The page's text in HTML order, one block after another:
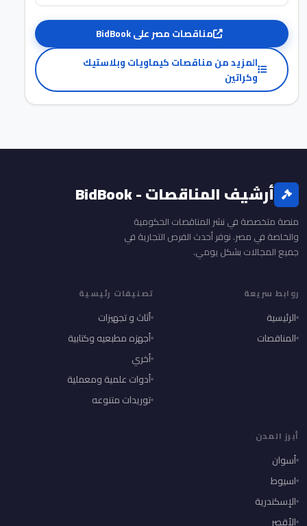
مناقصات مصر على BidBook
المزيد من مناقصات كيماويات وبلاستيك
وكراتين
أرشيف المناقصات - BidBook
منصة متخصصة في نشر المناقصات الحكومية
والخاصة في مصر. نوفر أحدث الفرص التجارية في
جميع المجالات بشكل يومي.
روابط سريعة
الرئيسية
المناقصات
تصنيفات رئيسية
أثاث و تجهيزات
أجهزه مطبعيه وكتابية
أخري
أدوات علمية ومعملية
توريدات متنوعه
أبرز المدن
أسوان
اسيوط
الإسكندرية
الأقصر